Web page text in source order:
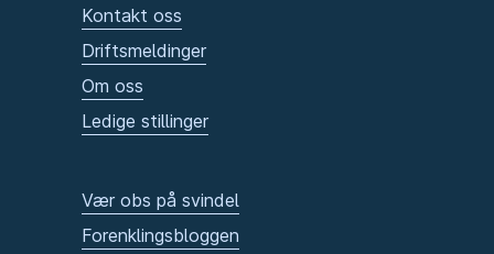
Kontakt oss
Driftsmeldinger
Om oss
Ledige stillinger
Vær obs på svindel
Forenklingsbloggen